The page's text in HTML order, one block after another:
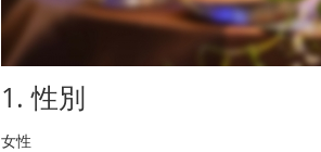
1. 性別
女性